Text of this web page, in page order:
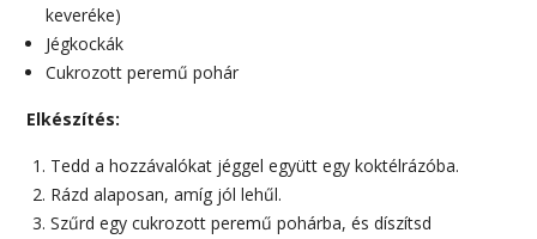
keveréke)
Jégkockák
Cukrozott peremű pohár
Elkészítés:
Tedd a hozzávalókat jéggel együtt egy koktélrázóba.
Rázd alaposan, amíg jól lehűl.
Szűrd egy cukrozott peremű pohárba, és díszítsd